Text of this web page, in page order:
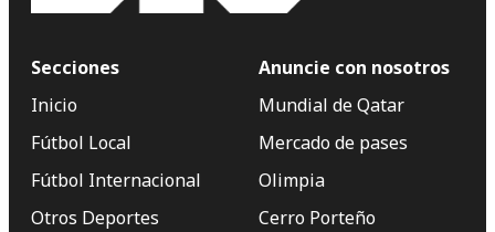
Secciones
Inicio
Fútbol Local
Fútbol Internacional
Otros Deportes
Anuncie con nosotros
Mundial de Qatar
Mercado de pases
Olimpia
Cerro Porteño